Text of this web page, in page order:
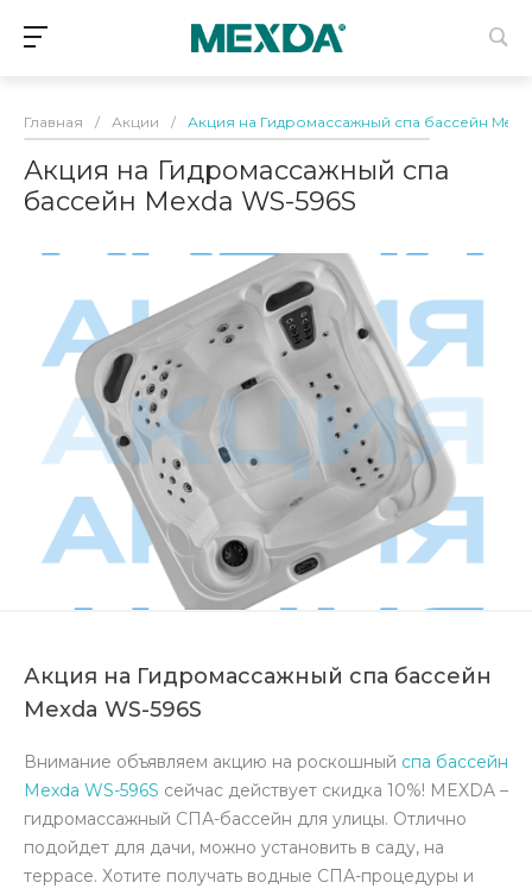
Главная / Акции / Акция на Гидромассажный спа бассейн
Акция на Гидромассажный спа
бассейн Mexda WS-596S
Акция на Гидромассажный спа бассейн
Mexda WS-596S
Внимание объявляем акцию на роскошный спа бассейн
Mexda WS-596S сейчас действует скидка 10%! MEXDA –
гидромассажный СПА-бассейн для улицы. Отлично
подойдет для дачи, можно установить в саду, на
террасе. Хотите получать водные СПА-процедуры и